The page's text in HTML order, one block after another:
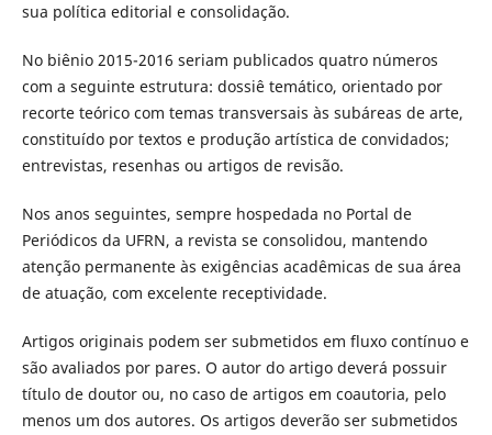
sua política editorial e consolidação.
No biênio 2015-2016 seriam publicados quatro números
com a seguinte estrutura: dossiê temático, orientado por
recorte teórico com temas transversais às subáreas de arte,
constituído por textos e produção artística de convidados;
entrevistas, resenhas ou artigos de revisão.
Nos anos seguintes, sempre hospedada no Portal de
Periódicos da UFRN, a revista se consolidou, mantendo
atenção permanente às exigências acadêmicas de sua área
de atuação, com excelente receptividade.
Artigos originais podem ser submetidos em fluxo contínuo e
são avaliados por pares. O autor do artigo deverá possuir
título de doutor ou, no caso de artigos em coautoria, pelo
menos um dos autores. Os artigos deverão ser submetidos